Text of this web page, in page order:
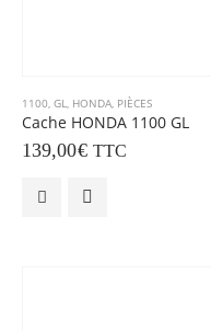
1100, GL, HONDA, PIÈCES
Cache HONDA 1100 GL
139,00€ TTC